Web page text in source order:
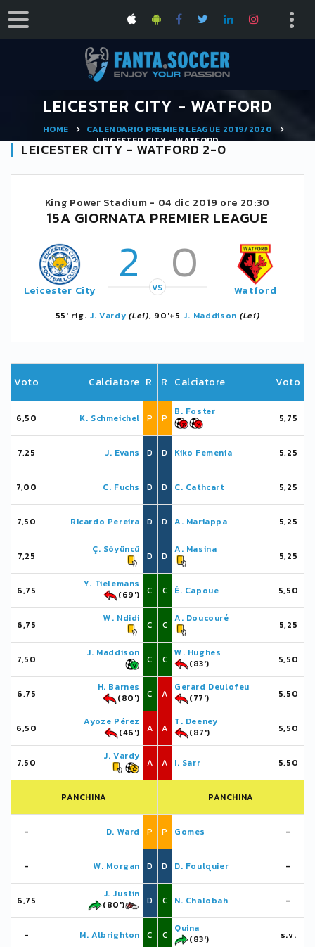
LEICESTER CITY - WATFORD
HOME
CALENDARIO PREMIER LEAGUE 2019/2020
LEICESTER CITY - WATFORD
LEICESTER CITY - WATFORD 2-0
King Power Stadium - 04 dic 2019 ore 20:30
15A GIORNATA PREMIER LEAGUE
Leicester City 2 0
VS Watford
55' rig. J. Vardy (Lei), 90'+5 J. Maddison (Lei)
Voto Calciatore R
6,50 K. Schmeichel P
7,25 J. Evans D
7,00 C. Fuchs D
7,50 Ricardo Pereira D
7,25
Ç. Söyüncü
D
6,75
Y. Tielemans
(69')
C
6,75
W. Ndidi
C
7,50
J. Maddison
C
6,75
H. Barnes
(80')
C
6,50
Ayoze Pérez
(46')
A
7,50
J. Vardy
A
PANCHINA
- D. Ward P
- W. Morgan D
6,75
J. Justin
(80')
D
- M. Albrighton C
R Calciatore Voto
P
B. Foster
5,75
D Kiko Femenia 5,25
D C. Cathcart 5,25
D A. Mariappa 5,25
D
A. Masina
5,25
C É. Capoue 5,50
C
A. Doucouré
5,25
C
W. Hughes
(83')
5,50
A
Gerard Deulofeu
(77')
5,50
A
T. Deeney
(87')
5,50
A I. Sarr 5,50
PANCHINA
P Gomes -
D D. Foulquier -
C N. Chalobah -
C
Quina
(83')
s.v.